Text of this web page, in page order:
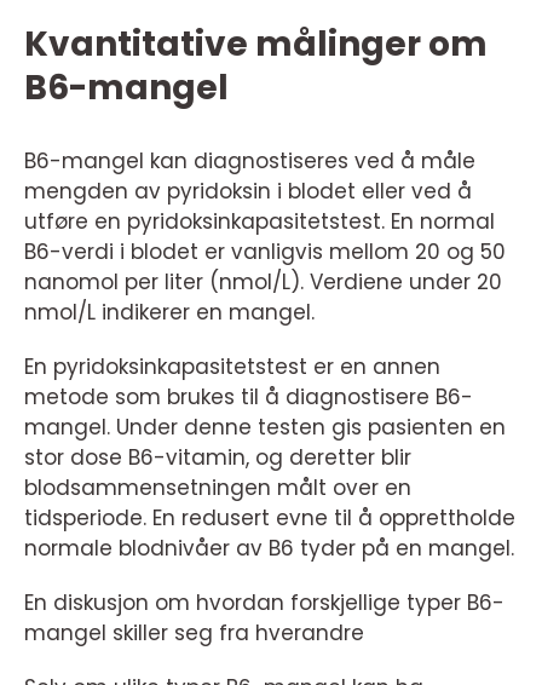
Kvantitative målinger om
B6-mangel
B6-mangel kan diagnostiseres ved å måle
mengden av pyridoksin i blodet eller ved å
utføre en pyridoksinkapasitetstest. En normal
B6-verdi i blodet er vanligvis mellom 20 og 50
nanomol per liter (nmol/L). Verdiene under 20
nmol/L indikerer en mangel.
En pyridoksinkapasitetstest er en annen
metode som brukes til å diagnostisere B6-
mangel. Under denne testen gis pasienten en
stor dose B6-vitamin, og deretter blir
blodsammensetningen målt over en
tidsperiode. En redusert evne til å opprettholde
normale blodnivåer av B6 tyder på en mangel.
En diskusjon om hvordan forskjellige typer B6-
mangel skiller seg fra hverandre